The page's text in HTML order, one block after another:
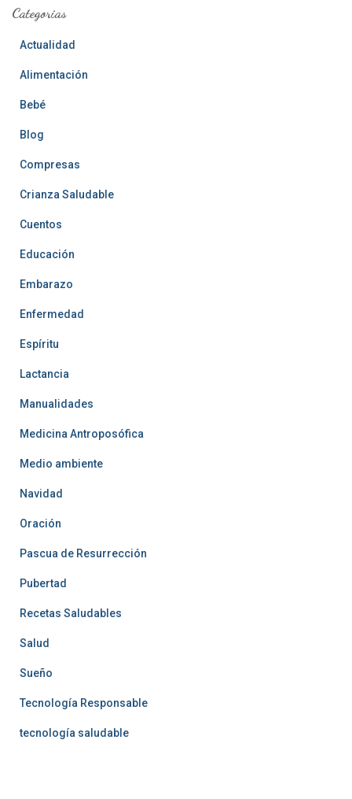
Categorias
Actualidad
Alimentación
Bebé
Blog
Compresas
Crianza Saludable
Cuentos
Educación
Embarazo
Enfermedad
Espíritu
Lactancia
Manualidades
Medicina Antroposófica
Medio ambiente
Navidad
Oración
Pascua de Resurrección
Pubertad
Recetas Saludables
Salud
Sueño
Tecnología Responsable
tecnología saludable